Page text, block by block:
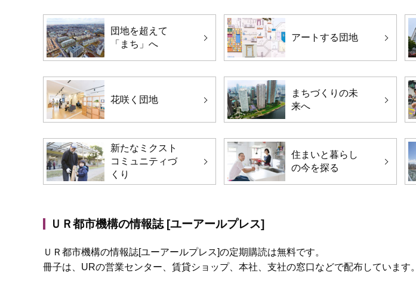
団地を超えて
「まち」へ
アートする団地
花咲く団地
まちづくりの未
来へ
新たなミクスト
コミュニティづ
くり
住まいと暮らし
の今を探る
ＵＲ都市機構の情報誌 [ユーアールプレス]
ＵＲ都市機構の情報誌[ユーアールプレス]の定期購読は無料です。
冊子は、URの営業センター、賃貸ショップ、本社、支社の窓口などで配布しています。